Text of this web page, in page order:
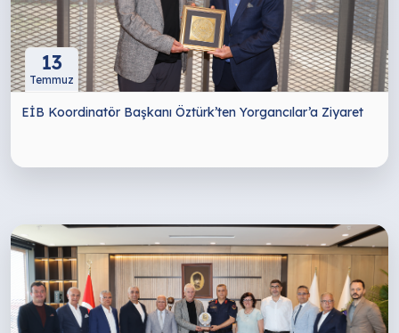
13
Temmuz
EİB Koordinatör Başkanı Öztürk’ten Yorgancılar’a Ziyaret